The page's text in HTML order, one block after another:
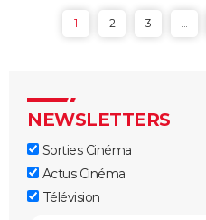
1 2 3 ...
NEWSLETTERS
Sorties Cinéma
Actus Cinéma
Télévision